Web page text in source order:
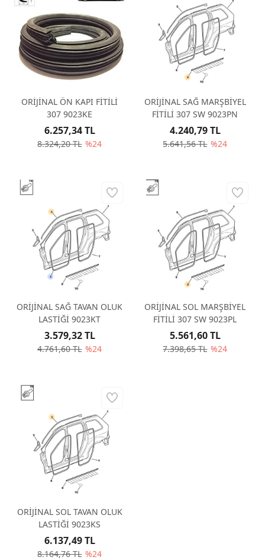
ORİJİNAL ÖN KAPI FİTİLİ
307 9023KE
8.324,20 TL %24
6.257,34 TL
ORİJİNAL SAĞ MARŞBİYEL
FİTİLİ 307 SW 9023PN
5.641,56 TL %24
4.240,79 TL
ORİJİNAL SAĞ TAVAN OLUK
LASTİĞİ 9023KT
4.761,60 TL %24
3.579,32 TL
ORİJİNAL SOL MARŞBİYEL
FİTİLİ 307 SW 9023PL
7.398,65 TL %24
5.561,60 TL
ORİJİNAL SOL TAVAN OLUK
LASTİĞİ 9023KS
8.164,76 TL %24
6.137,49 TL